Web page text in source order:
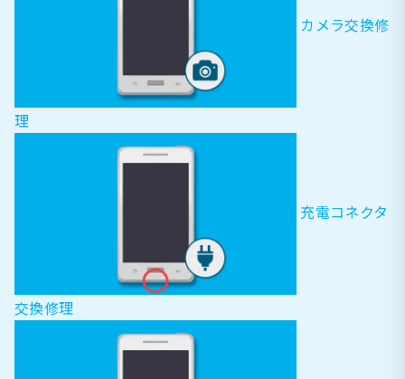
カメラ交換修
理
充電コネクタ
交換修理